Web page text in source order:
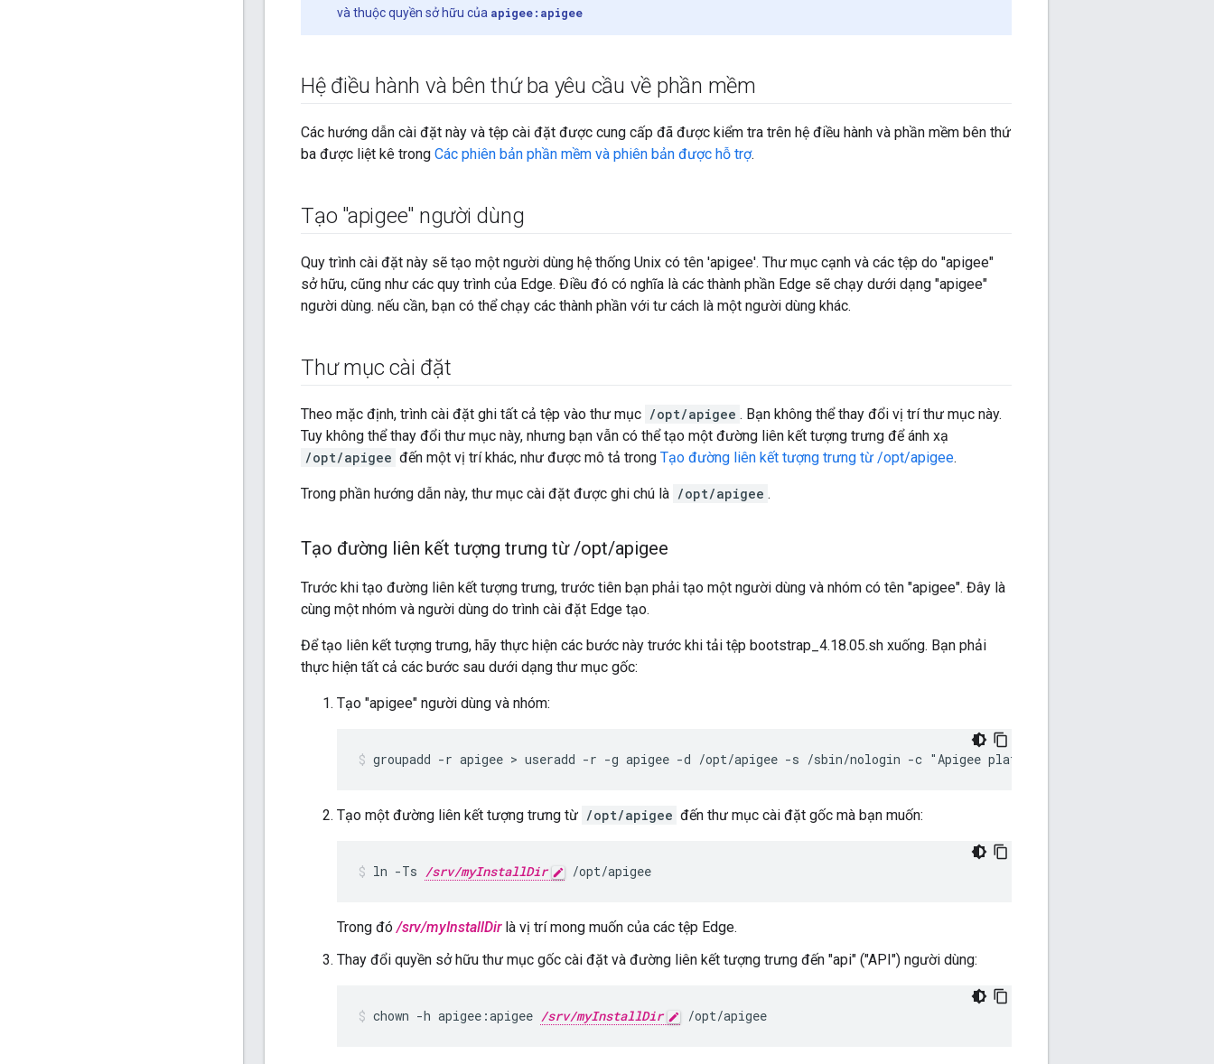
và thuộc quyền sở hữu của apigee:apigee
Hệ điều hành và bên thứ ba yêu cầu về phần mềm
Các hướng dẫn cài đặt này và tệp cài đặt được cung cấp đã được kiểm tra trên hệ điều hành và phần mềm bên thứ
ba được liệt kê trong Các phiên bản phần mềm và phiên bản được hỗ trợ.
Tạo "apigee" người dùng
Quy trình cài đặt này sẽ tạo một người dùng hệ thống Unix có tên 'apigee'. Thư mục cạnh và các tệp do "apigee"
sở hữu, cũng như các quy trình của Edge. Điều đó có nghĩa là các thành phần Edge sẽ chạy dưới dạng "apigee"
người dùng. nếu cần, bạn có thể chạy các thành phần với tư cách là một người dùng khác.
Thư mục cài đặt
Theo mặc định, trình cài đặt ghi tất cả tệp vào thư mục /opt/apigee . Bạn không thể thay đổi vị trí thư mục này.
Tuy không thể thay đổi thư mục này, nhưng bạn vẫn có thể tạo một đường liên kết tượng trưng để ánh xạ
/opt/apigee đến một vị trí khác, như được mô tả trong Tạo đường liên kết tượng trưng từ /opt/apigee.
Trong phần hướng dẫn này, thư mục cài đặt được ghi chú là /opt/apigee .
Tạo đường liên kết tượng trưng từ/opt/apigee
Trước khi tạo đường liên kết tượng trưng, trước tiên bạn phải tạo một người dùng và nhóm có tên "apigee". Đây là
cùng một nhóm và người dùng do trình cài đặt Edge tạo.
Để tạo liên kết tượng trưng, hãy thực hiện các bước này trước khi tải tệp bootstrap_4.18.05.sh xuống. Bạn phải
thực hiện tất cả các bước sau dưới dạng thư mục gốc:
Tạo "apigee" người dùng và nhóm:
groupadd -r apigee > useradd -r -g apigee -d /opt/apigee -s /sbin/nologin -c "Apigee platform user" apigee
Tạo một đường liên kết tượng trưng từ /opt/apigee đến thư mục cài đặt gốc mà bạn muốn:
ln -Ts /srv/myInstallDir /opt/apigee
Trong đó/srv/myInstallDirlà vị trí mong muốn của các tệp Edge.
Thay đổi quyền sở hữu thư mục gốc cài đặt và đường liên kết tượng trưng đến "api" ("API") người dùng:
chown -h apigee:apigee /srv/myInstallDir /opt/apigee